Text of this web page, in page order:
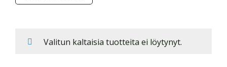
Valitun kaltaisia tuotteita ei löytynyt.